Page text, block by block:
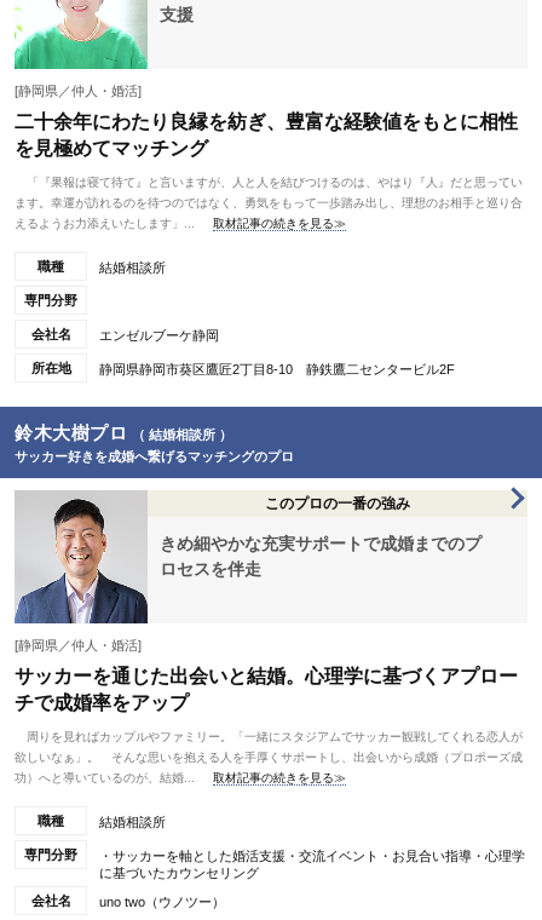
支援
[静岡県／仲人・婚活]
二十余年にわたり良縁を紡ぎ、豊富な経験値をもとに相性
を見極めてマッチング
「『果報は寝て待て』と言いますが、人と人を結びつけるのは、やはり『人』だと思ってい
ます。幸運が訪れるのを待つのではなく、勇気をもって一歩踏み出し、理想のお相手と巡り合
えるようお力添えいたします」...
取材記事の続きを見る≫
職種 結婚相談所
専門分野
会社名 エンゼルブーケ静岡
所在地 静岡県静岡市葵区鷹匠2丁目8-10 静鉄鷹二センタービル2F
鈴木大樹プロ
（ 結婚相談所 ）
サッカー好きを成婚へ繋げるマッチングのプロ
このプロの一番の強み
きめ細やかな充実サポートで成婚までのプ
ロセスを伴走
[静岡県／仲人・婚活]
サッカーを通じた出会いと結婚。心理学に基づくアプロー
チで成婚率をアップ
周りを見ればカップルやファミリー。「一緒にスタジアムでサッカー観戦してくれる恋人が
欲しいなぁ」。 そんな思いを抱える人を手厚くサポートし、出会いから成婚（プロポーズ成
功）へと導いているのが、結婚...
取材記事の続きを見る≫
職種 結婚相談所
専門分野
・サッカーを軸とした婚活支援・交流イベント・お見合い指導・心理学
に基づいたカウンセリング
会社名
uno two（ウノツー）